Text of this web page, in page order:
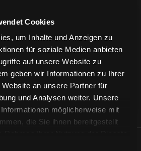
Cookies
um Inhalte und Anzeigen zu
für soziale Medien anbieten
auf unsere Website zu
geben wir Informationen zu Ihrer
an unsere Partner für
und Analysen weiter. Unsere
möglicherweise mit
die Sie ihnen bereitgestellt
& CO
& CO
& CO